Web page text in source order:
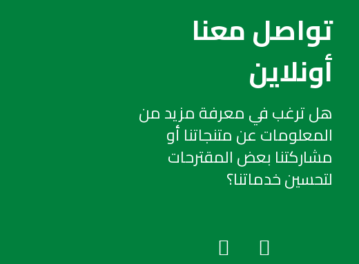
تواصل معنا
أونلاين
هل ترغب في معرفة مزيد من
المعلومات عن متنجاتنا أو
مشاركتنا بعض المقترحات
لتحسين خدماتنا؟